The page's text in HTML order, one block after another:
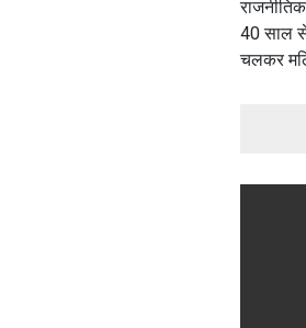
40 साल
चलकर